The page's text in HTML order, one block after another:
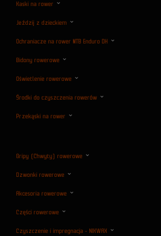
Kaski na rower
Jeździj z dzieckiem
Ochraniacze na rower MTB Enduro DH
Bidony rowerowe
Oświetlenie rowerowe
Środki do czyszczenia rowerów
Przekąski na rower
Gripy (Chwyty) rowerowe
Dzwonki rowerowe
Akcesoria rowerowe
Części rowerowe
Czyszczenie i impregnacja - NIKWAX